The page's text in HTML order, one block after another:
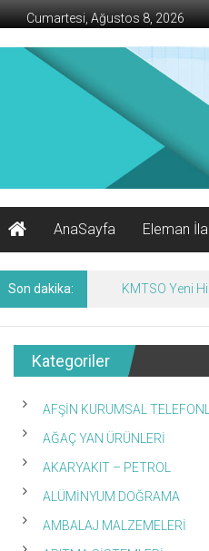
Cumartesi, Ağustos 8, 2026
AFŞİN
AnaSayfa
Eleman
Son dakika: KMTSO Yeni
Kategoriler
AFŞİN KURUMSAL
AĞAÇ YAN ÜRÜNLERİ
AKARYAKIT – PETROL
ALÜMİNYUM DOĞRAMA
AMBALAJ MALZEMELERİ